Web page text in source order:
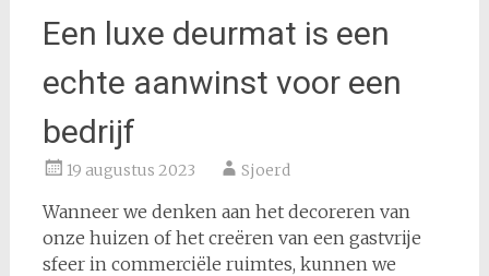
Een luxe deurmat is een
echte aanwinst voor een
bedrijf
19 augustus 2023 Sjoerd
Wanneer we denken aan het decoreren van
onze huizen of het creëren van een gastvrije
sfeer in commerciële ruimtes, kunnen we